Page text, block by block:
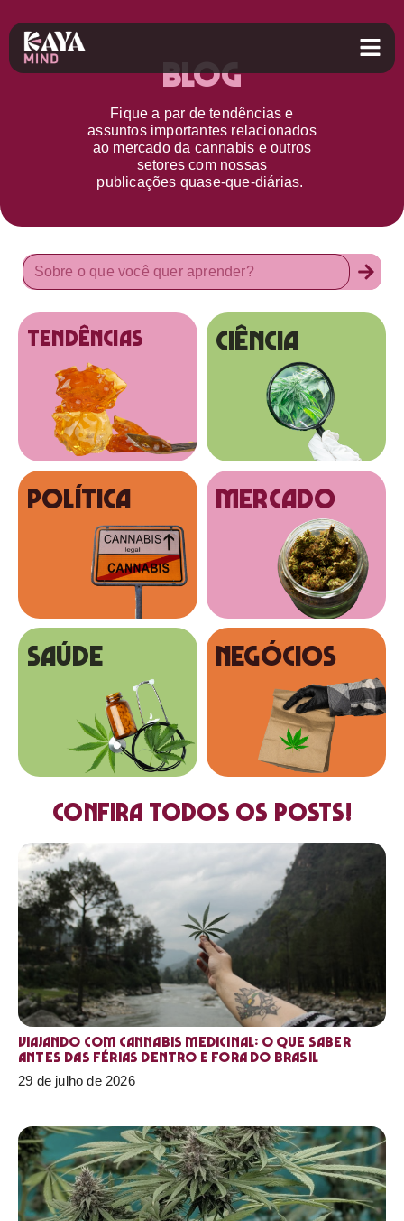
Blog
Fique a par detendências e
assuntos importantes relacionados
ao mercado da cannabis e outros
setorescom nossas
publicações quase-que-diárias.
tendências Ciência
Política MERCADO
SAÚDE NEGÓCIOS
Confira todos os posts!
Viajando com cannabis medicinal: o que saber
antes das férias dentro e fora do Brasil
29 de julho de 2026